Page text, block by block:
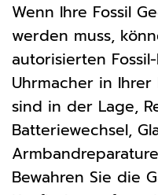
Wenn Ihre Fossil
werden muss,
autorisierten
Uhrmacher in Ihrer
sind in der Lage,
Batteriewechsel,
Bewahren Sie die